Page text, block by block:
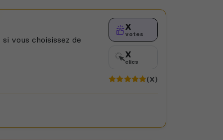
vous choisissez de
X
votes
X
clics
(X)